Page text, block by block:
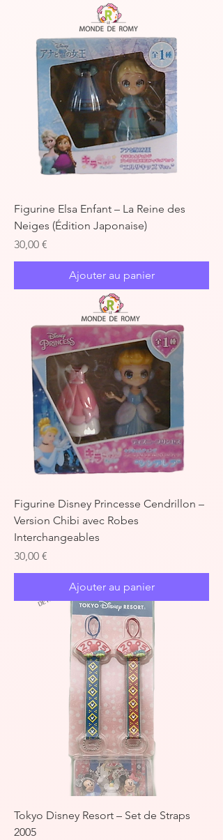
Figurine Elsa Enfant – La Reine des
Neiges (Édition Japonaise)
Prix
30,00 €
Ajouter au panier
Figurine Disney Princesse Cendrillon –
Version Chibi avec Robes
Interchangeables
Prix
30,00 €
Ajouter au panier
Tokyo Disney Resort – Set de Straps
2005